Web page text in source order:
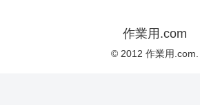
作業用.com
© 2012 作業用.com.